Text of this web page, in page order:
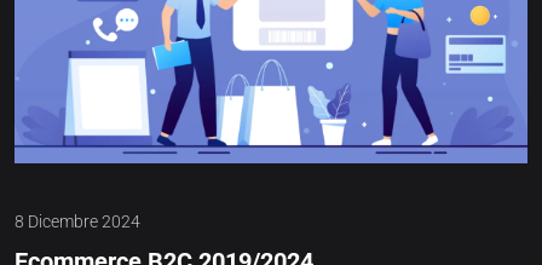
8 Dicembre 2024